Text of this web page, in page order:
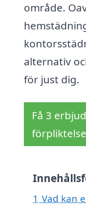
område.
alternativ
för just dig.
Få 3
1 Vad kan